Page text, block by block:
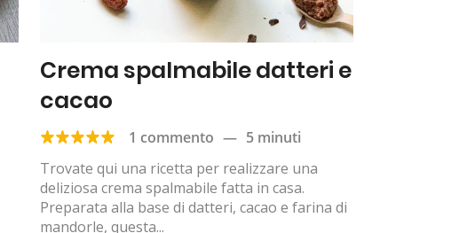
Crema spalmabile datteri e
cacao
1 commento — 5 minuti
Trovate qui una ricetta per realizzare una
deliziosa crema spalmabile fatta in casa.
Preparata alla base di datteri, cacao e farina di
mandorle, questa...